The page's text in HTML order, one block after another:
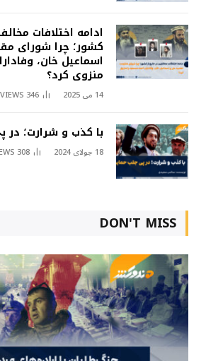
ادامه اختلافات
کشور؛ چرا شورای
اسماعیل خان،
منزوی کرد؟
14 می 2025 346
VIEWS
با کذب و شرارت؛ در
18 جولای 2024 308
DON'T MISS